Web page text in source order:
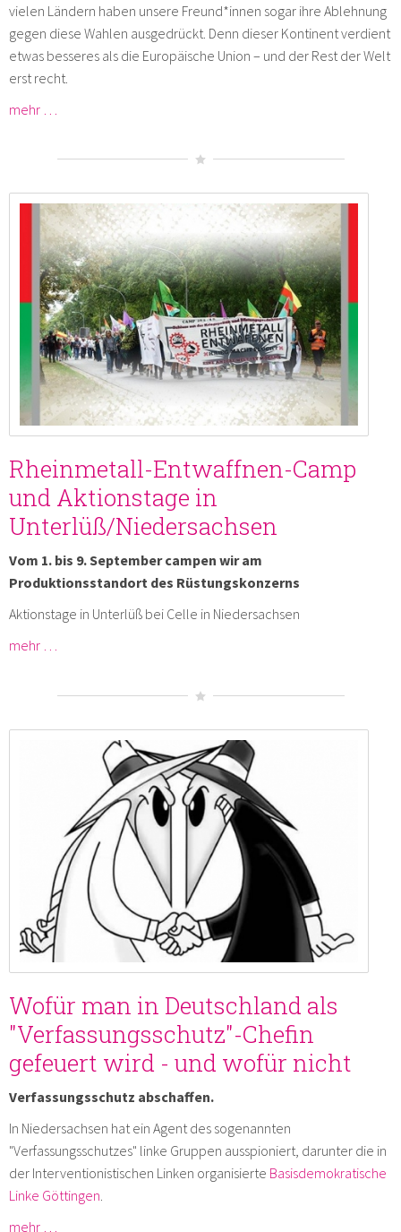
vielen Ländern haben unsere Freund*innen sogar ihre Ablehnung
gegen diese Wahlen ausgedrückt. Denn dieser Kontinent verdient
etwas besseres als die Europäische Union – und der Rest der Welt
erst recht.
mehr …
Rheinmetall-Entwaffnen-Camp
und Aktionstage in
Unterlüß/Niedersachsen
Vom 1. bis 9. September campen wir am
Produktionsstandort des Rüstungskonzerns
Aktionstage in Unterlüß bei Celle in Niedersachsen
mehr …
Wofür man in Deutschland als
"Verfassungsschutz"-Chefin
gefeuert wird - und wofür nicht
Verfassungsschutz abschaffen.
In Niedersachsen hat ein Agent des sogenannten
"Verfassungsschutzes" linke Gruppen ausspioniert, darunter die in
der Interventionistischen Linken organisierte Basisdemokratische
Linke Göttingen.
mehr …